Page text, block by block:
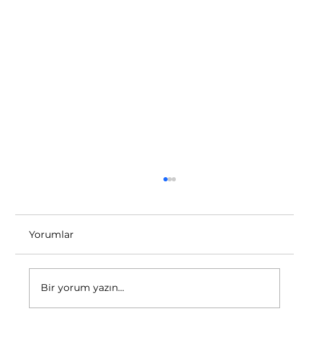
Yorumlar
Bir yorum yazın...